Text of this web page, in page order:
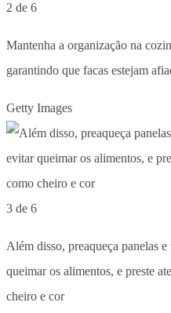
2 de 6
Mantenha a organização na
garantindo que facas estejam
Getty Images
3 de 6
Além disso, preaqueça panelas
queimar os alimentos, e preste
cheiro e cor